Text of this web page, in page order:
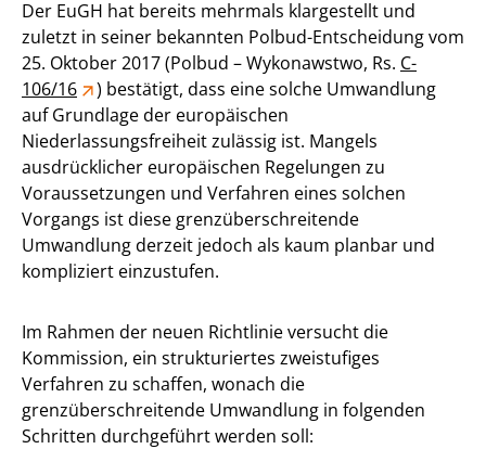
Der EuGH hat bereits mehrmals klargestellt und
zuletzt in seiner bekannten Polbud-Entscheidung vom
25. Oktober 2017 (Polbud – Wykonawstwo, Rs. C-
106/16
) bestätigt, dass eine solche Umwandlung
auf Grundlage der europäischen
Niederlassungsfreiheit zulässig ist. Mangels
ausdrücklicher europäischen Regelungen zu
Voraussetzungen und Verfahren eines solchen
Vorgangs ist diese grenzüberschreitende
Umwandlung derzeit jedoch als kaum planbar und
kompliziert einzustufen.
Im Rahmen der neuen Richtlinie versucht die
Kommission, ein strukturiertes zweistufiges
Verfahren zu schaffen, wonach die
grenzüberschreitende Umwandlung in folgenden
Schritten durchgeführt werden soll: